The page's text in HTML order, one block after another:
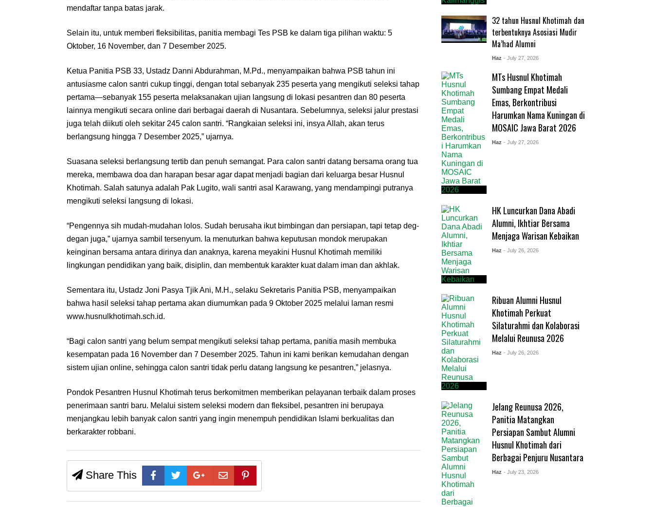
mendaftar tanpa batas jarak.
‎Selain itu, untuk memberi fleksibilitas, panitia membagi Tes PSB ke dalam tiga pilihan waktu: 5
Oktober, 16 November, dan 7 Desember 2025.
‎Ketua Panitia PSB 33, Ustadz Danni Abdurahman, M.Pd., menyampaikan bahwa PSB tahun ini
antusiasme calon santri cukup tinggi, dengan total sebanyak 235 peserta yang mengikuti seleksi tahap
pertama—sebanyak 155 peserta melaksanakan ujian langsung di lokasi pesantren dan 80 peserta
lainnya mengikuti secara online dari berbagai daerah di Nusantara. Sebelumnya, seleksi jalur prestasi
juga telah diikuti oleh sekitar 245 calon santri. “Rangkaian seleksi ini, insya Allah, akan terus
berlangsung hingga 7 Desember 2025,” ujarnya.
‎Suasana seleksi berlangsung tertib dan penuh semangat. Para calon santri datang bersama orang tua
mereka, membawa doa dan harapan besar agar dapat menjadi bagian dari keluarga besar Husnul
Khotimah. Salah satunya adalah Pak Lugito, wali santri asal Karawang, yang mendampingi putranya
mengikuti seleksi langsung di lokasi.
‎“Pengennya sih mudah-mudahan lolos. Sudah berusaha ikut bimbingan dan persiapan, tapi tetap deg-
degan juga,” ujarnya sambil tersenyum. Ia menuturkan bahwa keputusan mondok merupakan
keinginan bersama antara dirinya dan anaknya, karena meyakini Husnul Khotimah memiliki
lingkungan pendidikan yang baik, disiplin, dan membentuk karakter kuat dalam iman dan akhlak.
‎Sementara itu, Ustadz Joni Pasya Tjik Ani, M.H., selaku Sekretaris Panitia PSB, menyampaikan
bahwa hasil seleksi tahap pertama akan diumumkan pada 9 Oktober 2025 melalui laman resmi
www.husnulkhotimah.sch.id.
‎“Bagi calon santri yang belum sempat mengikuti seleksi tahap pertama, panitia masih membuka
kesempatan pada 16 November dan 7 Desember 2025. Tahun ini kami berikan kemudahan dengan
sistem ujian online, sehingga calon santri tidak perlu datang langsung ke pesantren,” jelasnya.
‎Pondok Pesantren Husnul Khotimah terus berkomitmen memberikan pelayanan terbaik dalam proses
penerimaan santri baru. Melalui sistem seleksi modern dan fleksibel, pesantren ini berupaya
menjangkau lebih banyak calon santri yang ingin menempuh pendidikan Islami berkualitas dan
berkarakter robbani.
Share This
32 tahun Husnul Khotimah dan
terbentuknya Asosiasi Mudir
Ma’had Alumni
Haz - July 27, 2026
MTs Husnul Khotimah
Sumbang Empat Medali
Emas, Berkontribusi
Harumkan Nama Kuningan di
MOSAIC Jawa Barat 2026
Haz - July 27, 2026
HK Luncurkan Dana Abadi
Alumni, Ikhtiar Bersama
Menjaga Warisan Kebaikan
Haz - July 26, 2026
Ribuan Alumni Husnul
Khotimah Perkuat
Silaturahmi dan Kolaborasi
Melalui Reunusa 2026
Haz - July 26, 2026
Jelang Reunusa 2026,
Panitia Matangkan
Persiapan Sambut Alumni
Husnul Khotimah dari
Berbagai Penjuru Nusantara
Haz - July 23, 2026